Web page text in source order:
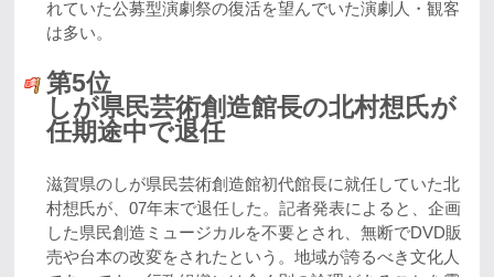
れていた公募型演劇祭の復活を望んでいた演劇人・観客
は多い。
第5位
しが県民芸術創造館長の北村想氏が
任期途中で退任
滋賀県のしが県民芸術創造館初代館長に就任していた北
村想氏が、07年末で退任した。記者発表によると、企画
した県民創造ミュージカルを不要とされ、無断でDVD販
売や台本の改変をされたという。地域が誇るべき文化人